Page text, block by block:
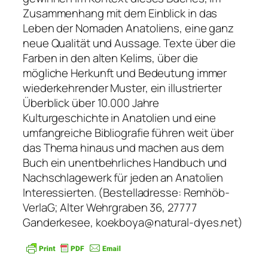
Zusammenhang mit dem Einblick in das
Leben der Nomaden Anatoliens, eine ganz
neue Qualität und Aussage. Texte über die
Farben in den alten Kelims, über die
mögliche Herkunft und Bedeutung immer
wiederkehrender Muster, ein illustrierter
Überblick über 10.000 Jahre
Kulturgeschichte in Anatolien und eine
umfangreiche Bibliografie führen weit über
das Thema hinaus und machen aus dem
Buch ein unentbehrliches Handbuch und
Nachschlagewerk für jeden an Anatolien
Interessierten. (Bestelladresse: Remhöb-
VerlaG; Alter Wehrgraben 36, 27777
Ganderkesee, koekboya@natural-dyes.net)